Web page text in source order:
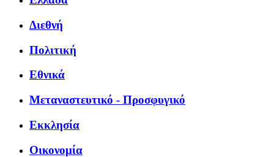
Διεθνή
Πολιτική
Εθνικά
Μεταναστευτικό - Προσφυγικό
Εκκλησία
Οικονομία